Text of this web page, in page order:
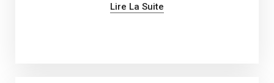
Lire La Suite